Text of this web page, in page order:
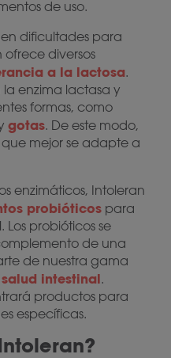
de uso.
dificultades para
diversos
a la lactosa.
la enzima lactasa y
formas, como
gotas. De este modo,
mejor se adapte a
enzimáticos, Intoleran
probióticos para
probióticos se
de una
de nuestra gama
intestinal.
productos para
específicas.